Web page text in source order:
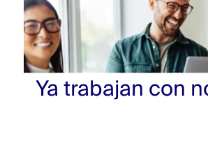
Ya trabajan con